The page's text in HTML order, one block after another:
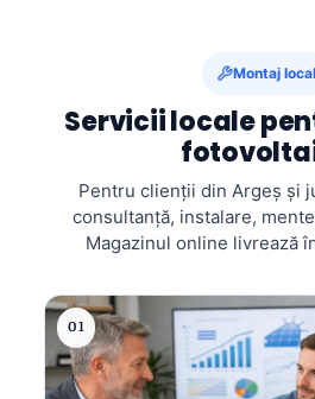
Montaj local
Servicii locale
Pentru clienții din Argeș și
consultanță, instalare,
Magazinul online livrează
01